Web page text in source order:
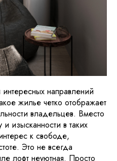
направлений
жилье четко отображает
владельцев. Вместо
изысканности в таких
к свободе,
Это не всегда
лофт неуютная. Просто